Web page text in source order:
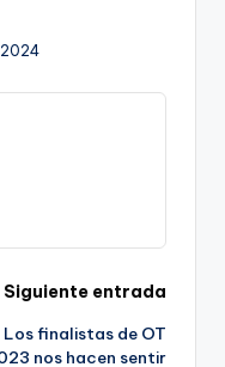
Siguiente entrada
Los finalistas de OT
nos hacen sentir